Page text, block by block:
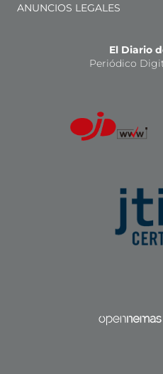
ANUNCIOS LEGALES
El Diario
Periódico